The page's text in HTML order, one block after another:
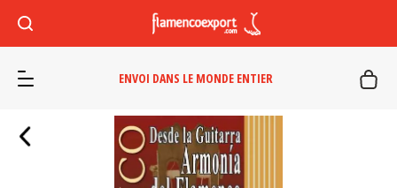
ENVOI DANS LE MONDE ENTIER